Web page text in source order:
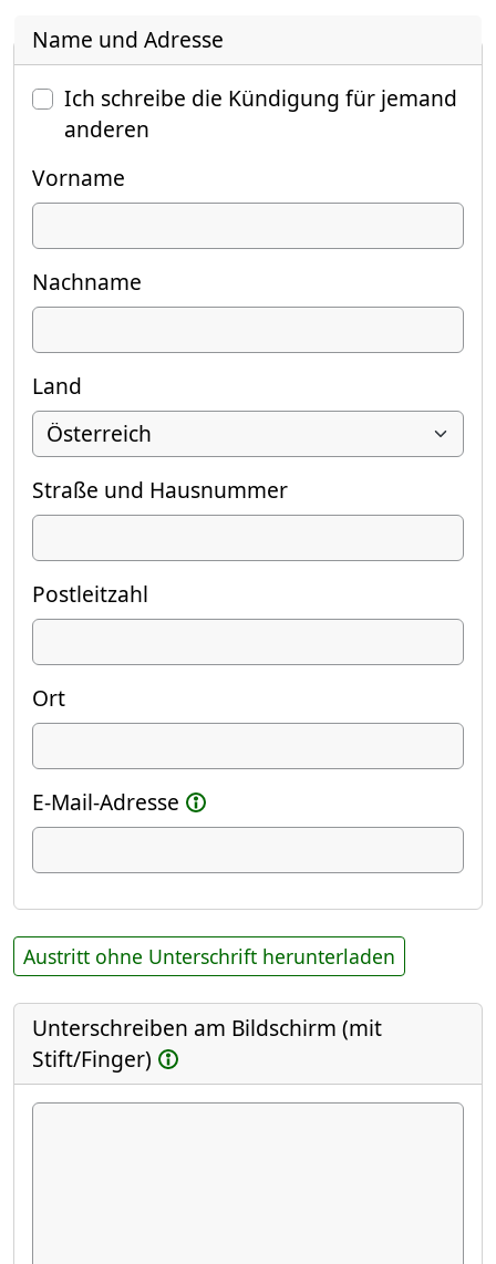
Name und Adresse
Ich schreibe die Kündigung für jemand
anderen
Vorname
Nachname
Land
Straße und Hausnummer
Postleitzahl
Ort
E-Mail-Adresse
Austritt ohne Unterschrift herunterladen
Unterschreiben am Bildschirm (mit
Stift/Finger)